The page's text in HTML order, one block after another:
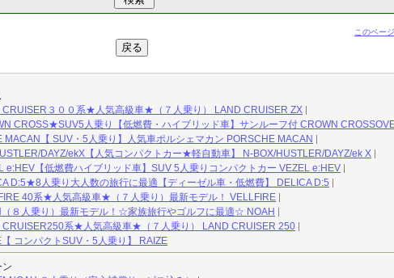
このペー
CRUISER３００系★人気高級車★（７人乗り） LAND CRUISER ZX
CROSS★SUV5人乗り【低燃費・ハイブリッド車】サンルーフ付 CROWN
【 SUV・5人乗り】人気車ポルシェマカン PORSCHE MACAN
DAYZ/ekX【人気コンパクトカー★軽自動車】 N-BOX/HUSTLER/DAYZ/ek X
e:HEV【低燃費ハイブリッド車】SUV 5人乗りコンパクトカー VEZEL e:HEV
D:5★8人乗り大人数の旅行に最適【ディーゼル車・低燃費】 DELICA D:5
40系★人気高級車★（７人乗り）最新モデル！ VELLFIRE
８人乗り）最新モデル！☆家族旅行やゴルフに最適☆ NOAH
CRUISER250系★人気高級車★（７人乗り） LAND CRUISER 250
コンパクトSUV・5人乗り】 RAIZE
ン